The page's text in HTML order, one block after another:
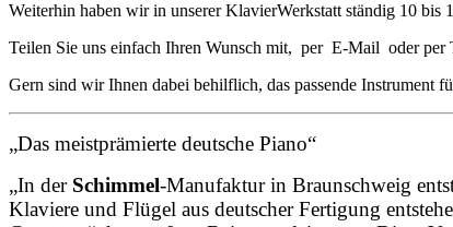
Weiterhin haben wir in unserer KlavierWerkstatt ständig 10
Teilen Sie uns einfach Ihren Wunsch mit, per E-Mail oder per
Gern sind wir Ihnen dabei behilflich, das passende Instrument
„Das meistprämierte deutsche Piano“
„In der Schimmel-Manufaktur in Braunschweig
Klaviere und Flügel aus deutscher Fertigung